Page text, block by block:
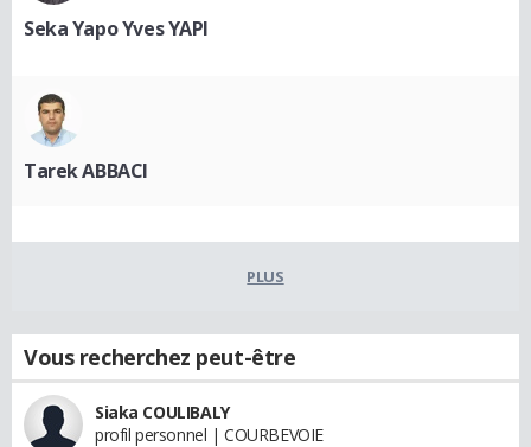
Seka Yapo Yves YAPI
Tarek ABBACI
PLUS
Vous recherchez peut-être
Siaka COULIBALY
profil personnel | COURBEVOIE